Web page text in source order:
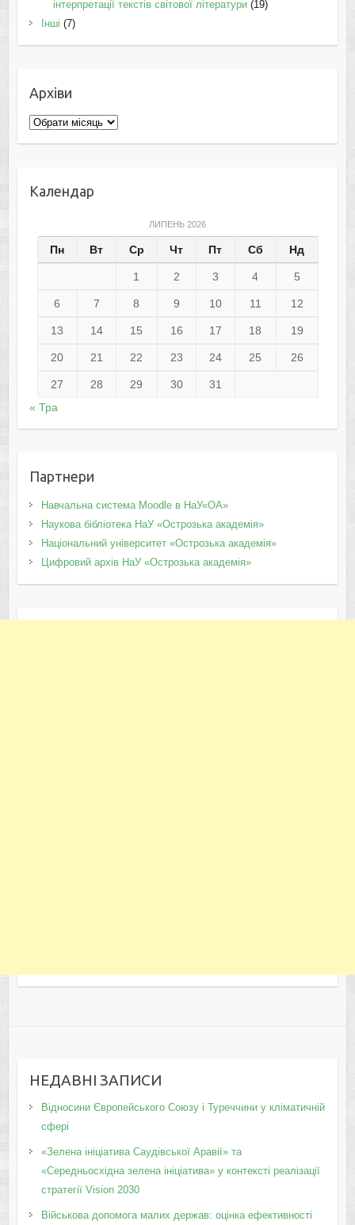
інтерпретації текстів світової літератури(19)
Інші (7)
Архіви
Архіви
Календар
ЛИПЕНЬ 2026
Пн Вт Ср Чт Пт Сб Нд
1 2 3 4 5
6 7 8 9 10 11 12
13 14 15 16 17 18 19
20 21 22 23 24 25 26
27 28 29 30
31
« Тра
Партнери
Навчальна система Moodle в НаУ«ОА»
Наукова бібліотека НаУ «Острозька академія»
Національний університет «Острозька академія»
Цифровий архів НаУ «Острозька академія»
НЕДАВНІ ЗАПИСИ
Відносини Європейського Союзу і Туреччини у кліматичній
сфері
«Зелена ініціатива Саудівської Аравії» та
«Середньосхідна зелена ініціатива» у контексті реалізації
стратегії Vision 2030
Військова допомога малих держав: оцінка ефективності